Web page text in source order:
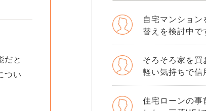
だと
つい
自宅マンション
替えを検討中で
か月以内に売却
が、一般媒介と
ています。 窓口
主が見つかりそ
されました。そ
そろそろ家を買
軽い気持ちで信
せました。 そ
レジットガイダ
う数字を見て、
住宅ローンの事